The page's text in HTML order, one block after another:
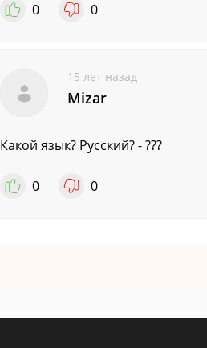
0 0
15 лет назад
Mizar
Какой язык? Русский? - ???
0 0